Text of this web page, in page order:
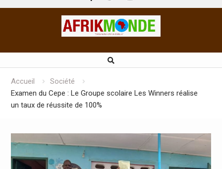
Accueil
Société
Examen du Cepe : Le Groupe scolaire Les Winners réalise
un taux de réussite de 100%